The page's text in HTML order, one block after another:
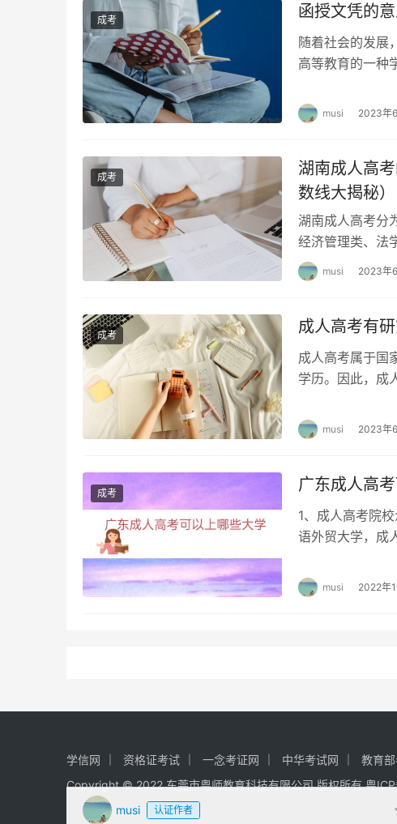
musi 认证作者
成考 函授文凭的
随着社会的发展
高等教育的一种
musi 2023年
成考
湖南成人高
数线大揭秘）
湖南成人高考分
经济管理类、法
不同专业的考生
musi 2023年
成考 成人高考有
成人高考属于国
学历。因此，成
musi 2023年
成考 广东成人高
1、成人高考院
语外贸大学，成
musi 2022年
学信网 资格证考试 一念考证网 中华考试网
教育
Copyright © 2022 东莞市粤师教育科技有限公司 版权所有粤